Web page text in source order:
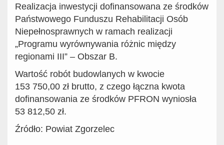
Realizacja inwestycji dofinansowana ze środków
Państwowego Funduszu Rehabilitacji Osób
Niepełnosprawnych w ramach realizacji
„Programu wyrównywania różnic między
regionami III” – Obszar B.
Wartość robót budowlanych w kwocie
153 750,00 zł brutto, z czego łączna kwota
dofinansowania ze środków PFRON wyniosła
53 812,50 zł.
Źródło: Powiat Zgorzelec